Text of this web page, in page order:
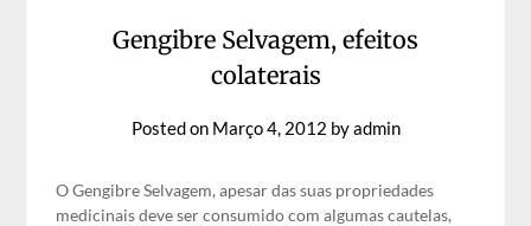
Gengibre Selvagem, efeitos
colaterais
Posted on Março 4, 2012 byadmin
O Gengibre Selvagem, apesar das suas propriedades
medicinais deve ser consumido com algumas cautelas,